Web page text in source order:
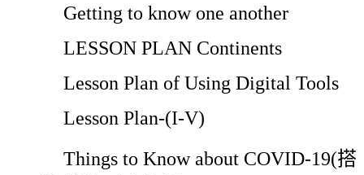
Getting to know one another
LESSON PLAN Continents
Lesson Plan of Using Digital Tools
Lesson Plan-(I-V)
Things to Know about COVID-19(搭